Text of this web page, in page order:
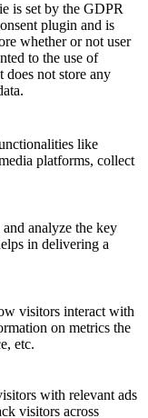
is set by the GDPR
plugin and is
whether or not user
to the use of
does not store any
like
platforms, collect
analyze the key
in delivering a
visitors interact with
on metrics the
etc.
with relevant ads
visitors across